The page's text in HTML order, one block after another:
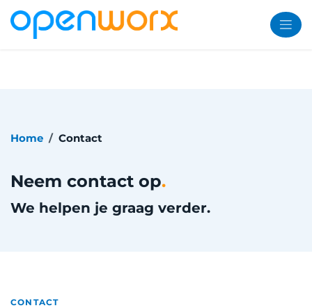
Overslaan naar inhoud
Home Contact
Neem contact op.
We helpen je graag verder.
CONTACT